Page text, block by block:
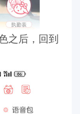
之后，回到